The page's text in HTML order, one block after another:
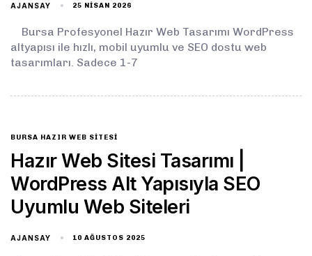
AJANSAY 25 NISAN 2026
Bursa Profesyonel Hazır Web Tasarımı WordPress
altyapısı ile hızlı, mobil uyumlu ve SEO dostu web
tasarımları. Sadece 1-7
BURSA HAZIR WEB SITESI
Hazır Web Sitesi Tasarımı |
WordPress Alt Yapısıyla SEO
Uyumlu Web Siteleri
AJANSAY 10 AĞUSTOS 2025